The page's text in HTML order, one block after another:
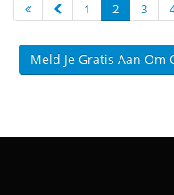
1 2 3
Meld Je Gratis Aan Om